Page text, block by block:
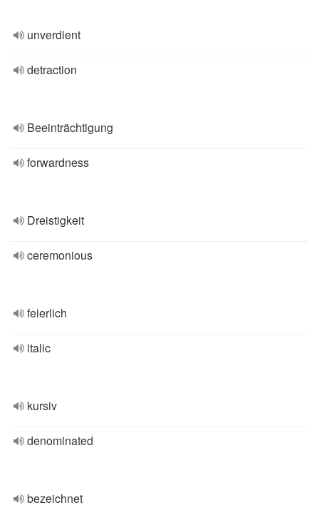
unverdient
detraction
Beeinträchtigung
forwardness
Dreistigkeit
ceremonious
feierlich
italic
kursiv
denominated
bezeichnet